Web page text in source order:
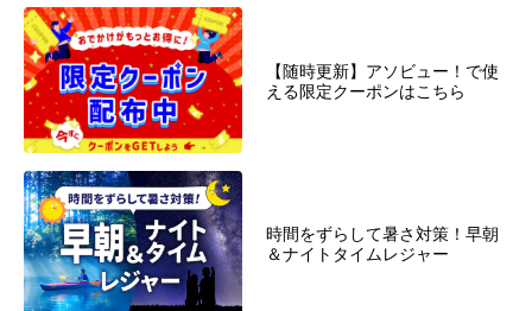
【随時更新】アソビュー！で使
える限定クーポンはこちら
時間をずらして暑さ対策！早朝
＆ナイトタイムレジャー